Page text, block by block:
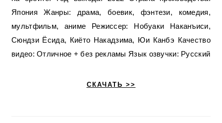
Япония Жанры: драма, боевик, фэнтези, комедия,
мультфильм, аниме Режиссер: Нобуаки Наканъиси,
Сюндзи Ёсида, Киёто Накадзима, Юи Канбэ Качество
видео: Отличное + без рекламы Язык озвучки: Русский
СКАЧАТЬ >>